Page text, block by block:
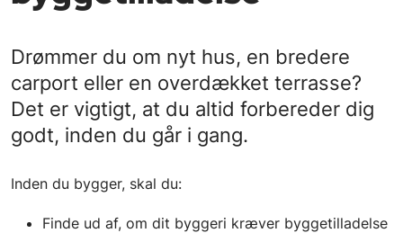
Drømmer du om nyt hus, en bredere
carport eller en overdækket terrasse?
Det er vigtigt, at du altid forbereder dig
godt, inden du går i gang.
Inden du bygger, skal du:
Finde ud af, om dit byggeri kræver byggetilladelse